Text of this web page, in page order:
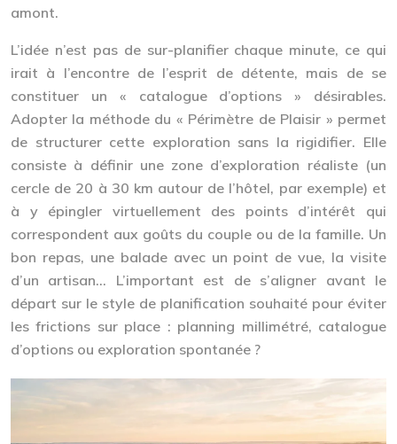
amont.
L’idée n’est pas de sur-planifier chaque minute, ce qui
irait à l’encontre de l’esprit de détente, mais de se
constituer un « catalogue d’options » désirables.
Adopter la méthode du « Périmètre de Plaisir » permet
de structurer cette exploration sans la rigidifier. Elle
consiste à définir une zone d’exploration réaliste (un
cercle de 20 à 30 km autour de l’hôtel, par exemple) et
à y épingler virtuellement des points d’intérêt qui
correspondent aux goûts du couple ou de la famille. Un
bon repas, une balade avec un point de vue, la visite
d’un artisan… L’important est de s’aligner avant le
départ sur le style de planification souhaité pour éviter
les frictions sur place : planning millimétré, catalogue
d’options ou exploration spontanée ?